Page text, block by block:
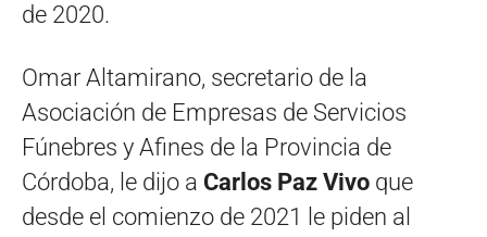
de 2020.
Omar Altamirano, secretario de la
Asociación de Empresas de Servicios
Fúnebres y Afines de la Provincia de
Córdoba, le dijo a Carlos Paz Vivo que
desde el comienzo de 2021 le piden al